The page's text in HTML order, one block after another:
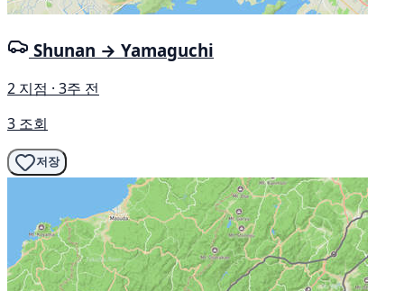
Shunan → Yamaguchi
2 지점 · 3주 전
3 조회
저장